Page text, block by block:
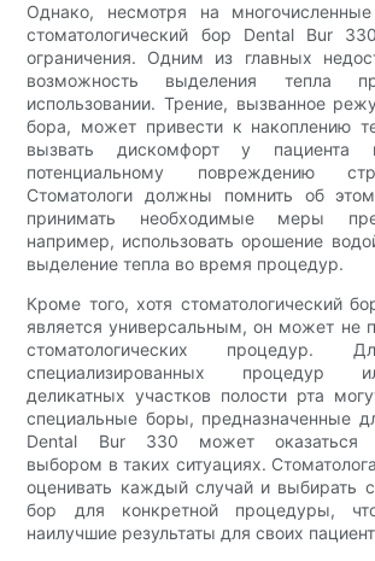
Однако, несмотря на
стоматологический бор Dental Bur
ограничения. Одним из главных
возможность выделения тепла
использовании. Трение, вызванное
бора, может привести к накоплению
вызвать дискомфорт у
потенциальному повреждению
Стоматологи должны помнить об
принимать необходимые меры
например, использовать орошение
выделение тепла во время процедур.
Кроме того, хотя стоматологический
является универсальным, он может не
стоматологических процедур.
специализированных процедур
деликатных участков полости рта
специальные боры, предназначенные
Dental Bur 330 может оказаться
выбором в таких ситуациях.
оценивать каждый случай и выбирать
бор для конкретной процедуры,
наилучшие результаты для своих